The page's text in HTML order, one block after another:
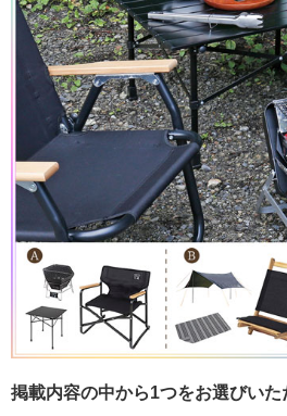
掲載内容の中から1つをお選びいた